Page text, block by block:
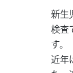
新生
検査
す。
近年